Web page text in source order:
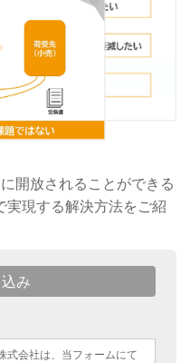
開放されることができる
実現する解決方法をご紹
み
式会社は、当フォームにて